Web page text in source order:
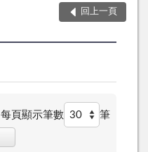
回上一頁
每頁顯示筆數 筆